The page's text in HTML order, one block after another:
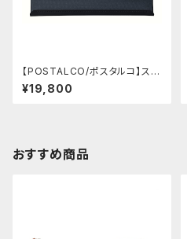
【POSTALCO/ポスタルコ】スナ
ップペンケース (Navy Blue)
¥19,800
おすすめ商品